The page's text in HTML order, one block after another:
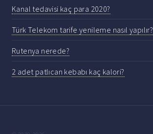
Kanal tedavisi kaç para 2020?
Türk Telekom tarife yenileme nasıl yapılır?
Rutenya nerede?
2 adet patlıcan kebabı kaç kalori?